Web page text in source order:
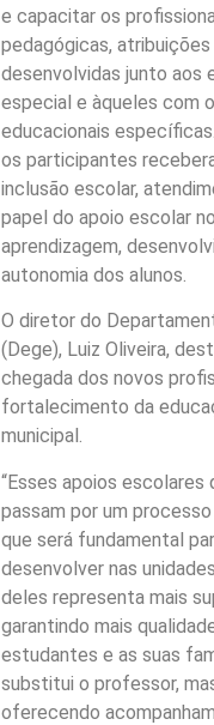
e capacitar os
pedagógicas,
desenvolvidas junto aos
especial e àqueles com
educacionais
os participantes
inclusão escolar,
papel do apoio escolar
aprendizagem,
autonomia dos alunos.
O diretor do
(Dege), Luiz Oliveira,
chegada dos novos
fortalecimento da
municipal.
“Esses apoios escolares
passam por um
que será fundamental
desenvolver nas
deles representa mais
garantindo mais
estudantes e as suas
substitui o professor,
oferecendo